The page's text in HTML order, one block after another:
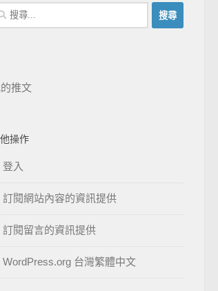
推文
操作
登入
訂閱網站內容的資訊提供
訂閱留言的資訊提供
WordPress.org 台灣繁體中文